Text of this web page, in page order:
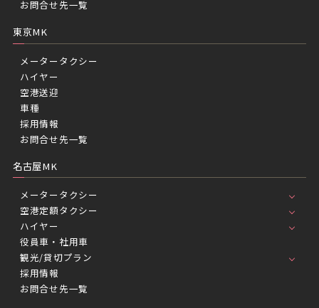
お問合せ先一覧
東京MK
メータータクシー
ハイヤー
空港送迎
車種
採用情報
お問合せ先一覧
名古屋MK
メータータクシー
空港定額タクシー
ハイヤー
役員車・社用車
観光/貸切プラン
採用情報
お問合せ先一覧